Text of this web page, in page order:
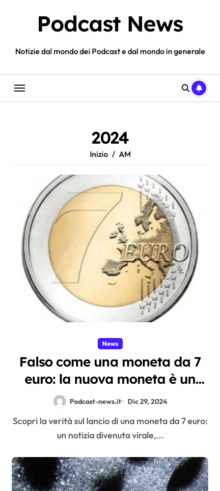
Podcast News
Notizie dal mondo dei Podcast e dal mondo in generale
2024
Inizio AM
News
Falso come una moneta da 7
euro: la nuova moneta è un
fotomontaggio
Podcast-news.it Dic 29, 2024
Scopri la verità sul lancio di una moneta da 7 euro:
un notizia divenuta virale,...